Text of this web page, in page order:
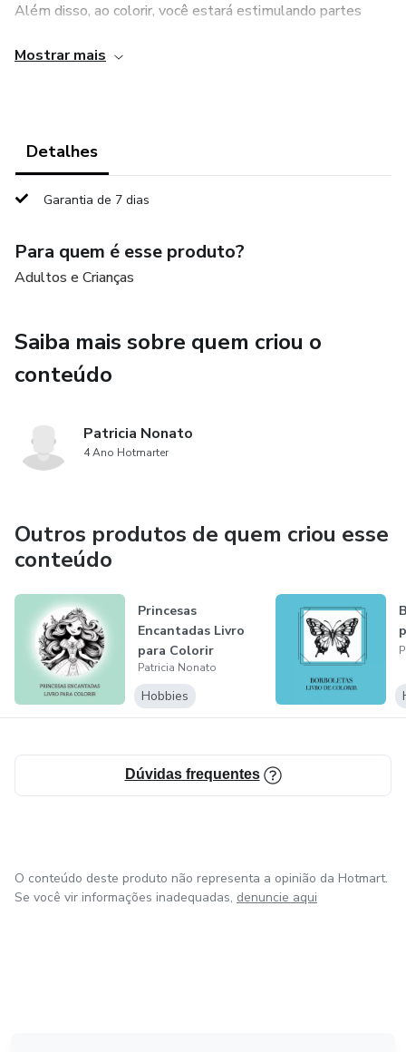
Além disso, ao colorir, você estará estimulando partes
concentração. Isso lhe oferece a oportunidade de se
estar geral.
Adquira agora o Steampunk Livro para Colorir e
atividade prazerosa e terapêutica. Desperte seu potencial
criativo, alivie o estresse e encontre tranquilidade em meio
Aproveite essa jornada de relaxamento e equilíbrio interior!
Mostrar mais
Detalhes
Garantia de 7 dias
Para quem é esse produto?
Adultos e Crianças
Saiba mais sobre quem criou o
conteúdo
Patricia Nonato
4 Ano Hotmarter
Outros produtos de quem criou esse
conteúdo
Princesas
Encantadas Livro
para Colorir
Patricia Nonato
Hobbies
Dúvidas frequentes
O conteúdo deste produto não representa a opinião da Hotmart.
Se você vir informações inadequadas, denuncie aqui